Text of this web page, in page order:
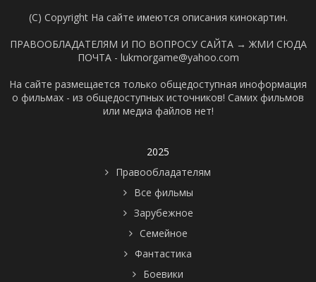
(C) Copyright На сайте имеются описания кинокартин.
ПРАВООБЛАДАТЕЛЯМ И ПО ВОПРОСУ САЙТА → ЖМИ СЮДА
ПОЧТА - lukmorgame@yahoo.com
На сайте размещается только общедоступная иноформация
о фильмах - из общедоступных источников! Самих фильмов
или медиа файлов нет!
2025
Правообладателям
Все фильмы
Зарубежное
Семейное
Фантастика
Боевики